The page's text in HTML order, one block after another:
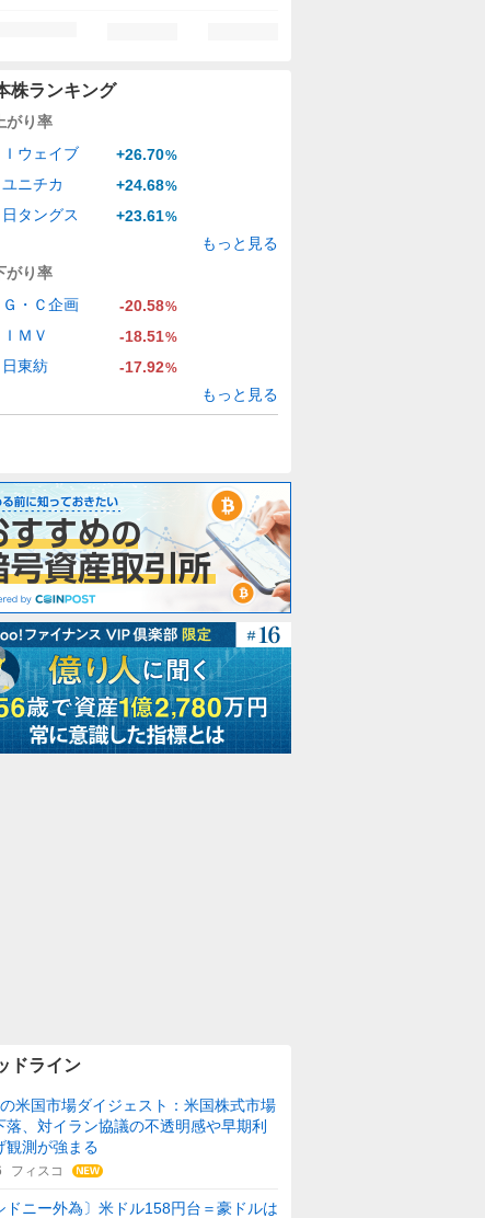
株ランキング
がり率
Ｉウェイブ +26.70%
ユニチカ +24.68%
日タングス +23.61%
もっと見る
がり率
Ｇ・Ｃ企画 -20.58%
ＩＭＶ -18.51%
日東紡 -17.92%
もっと見る
ドライン
米国市場ダイジェスト：米国株式市場
落、対イラン協議の不透明感や早期利
観測が強まる
フィスコ
ドニー外為〕米ドル158円台＝豪ドルは